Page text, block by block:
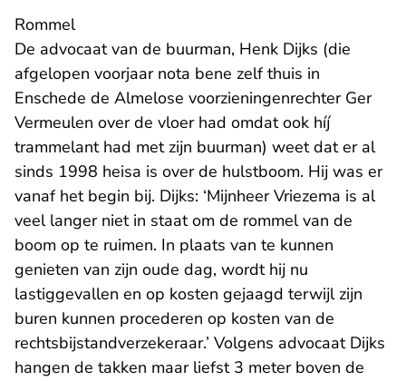
Rommel
De advocaat van de buurman, Henk Dijks (die
afgelopen voorjaar nota bene zelf thuis in
Enschede de Almelose voorzieningenrechter Ger
Vermeulen over de vloer had omdat ook híj
trammelant had met zijn buurman) weet dat er al
sinds 1998 heisa is over de hulstboom. Hij was er
vanaf het begin bij. Dijks: ‘Mijnheer Vriezema is al
veel langer niet in staat om de rommel van de
boom op te ruimen. In plaats van te kunnen
genieten van zijn oude dag, wordt hij nu
lastiggevallen en op kosten gejaagd terwijl zijn
buren kunnen procederen op kosten van de
rechtsbijstandverzekeraar.’ Volgens advocaat Dijks
hangen de takken maar liefst 3 meter boven de